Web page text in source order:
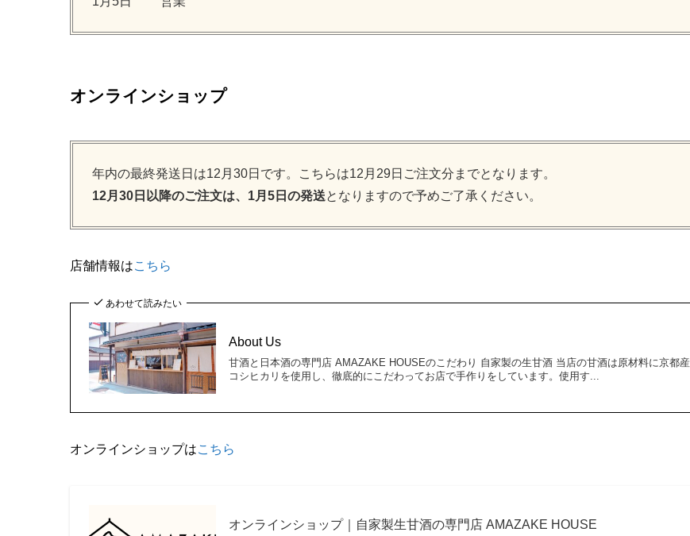
オンラインショップ
年内の最終発送日は12月30日です。こちらは12月29日ご注文分までとなります。
12月30日以降のご注文は、1月5日の発送となりますので予めご了承ください。
店舗情報はこちら
あわせて読みたい
About Us
甘酒と日本酒の専門店 AMAZAKE HOUSEのこだわり 自家製の生甘酒 当店の甘酒は原材料に京都産
コシヒカリを使用し、徹底的にこだわってお店で手作りをしています。使用す...
オンラインショップはこちら
オンラインショップ｜自家製生甘酒の専門店 AMAZAKE HOUSE